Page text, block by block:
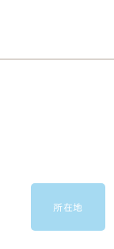
所在地